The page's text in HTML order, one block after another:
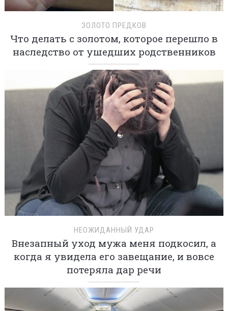
ЗОЛОТО ПРЕДКОВ
Что делать с золотом, которое перешло в
наследство от ушедших родственников
НЕОЖИДАННЫЙ УДАР
Внезапный уход мужа меня подкосил, а
когда я увидела его завещание, и вовсе
потеряла дар речи